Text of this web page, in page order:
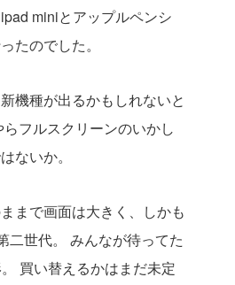
miniとアップルペンシ
たのでした。
機種が出るかもしれないと
らフルスクリーンのいかし
ないか。
まで画面は大きく、しかも
世代。
みんなが待ってた
買い替えるかはまだ未定